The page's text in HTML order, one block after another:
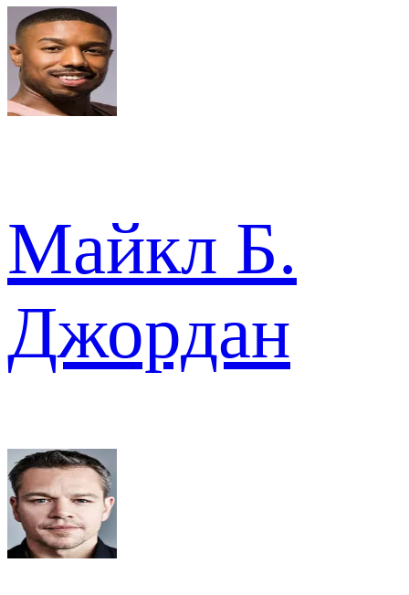
Майкл Б.
Джордан